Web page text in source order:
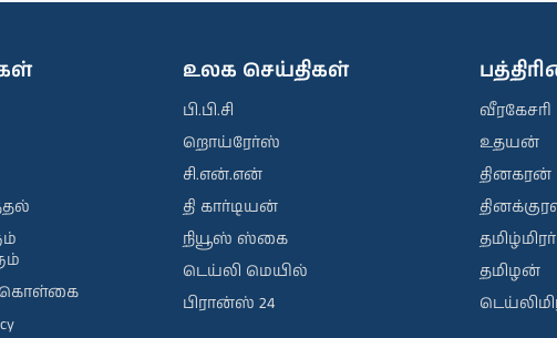
கொள்கை
உலக செய்திகள்
பி.பி.சி
றொய்ரேர்ஸ்
சி.என்.என்
தி கார்டியன்
நியூஸ் ஸ்கை
டெய்லி மெயில்
பிரான்ஸ் 24
வீரகேசரி
உதயன்
தினகரன்
தமிழ்மிரர்
தமிழன்